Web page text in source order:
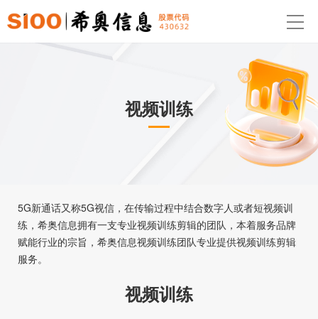
视频训练
5G新通话又称5G视信，在传输过程中结合数字人或者短视频训
练，希奥信息拥有一支专业视频训练剪辑的团队，本着服务品牌
赋能行业的宗旨，希奥信息视频训练团队专业提供视频训练剪辑
服务。
视频训练